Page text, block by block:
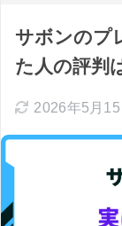
サボンのプ
た人の評判
2026年5月15